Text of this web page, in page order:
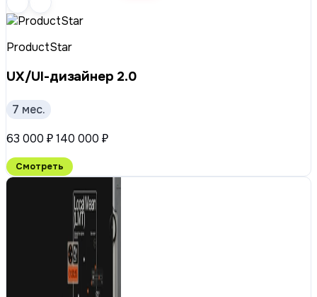
ProductStar
UX/UI-дизайнер 2.0
7 мес.
63 000 ₽140 000 ₽
Смотреть